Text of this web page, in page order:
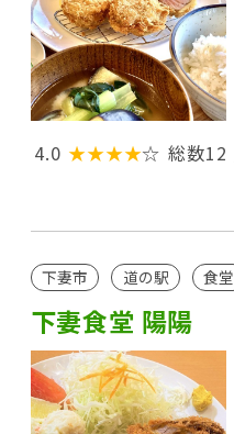
4.0 ★★★★☆ 総数12
下妻市 道の駅 食堂
下妻食堂 陽陽